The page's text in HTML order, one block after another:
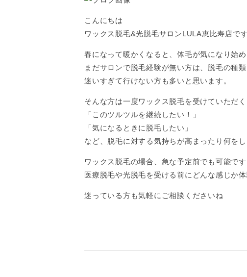
こんにちは
ワックス脱毛&光脱毛サロンLULA恵比寿店です
春になって暖かくなると、体毛が気になり始め
まだサロンで脱毛経験が無い方は、脱毛の種
迷いすぎて行けない方も多いと思います。
そんな方は一度ワックス脱毛を受けていただく
「このツルツルを継続したい！」
「気になるときに脱毛したい」
など、脱毛に対する気持ちが高まったり何を
ワックス脱毛の場合、急な予定前でも可能です
医療脱毛や光脱毛を受ける前にどんな感じか
迷っている方も気軽にご相談くださいね